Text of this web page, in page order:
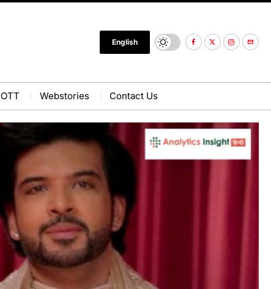
English
OTT Webstories Contact Us